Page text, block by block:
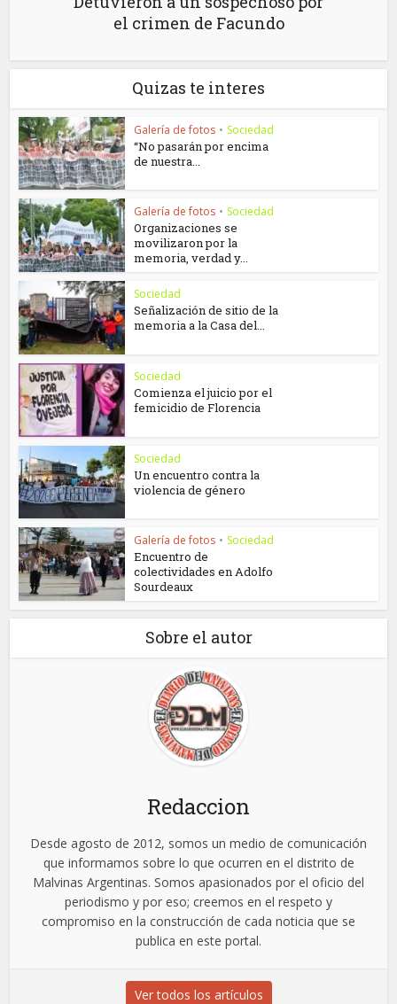
el crimen de Facundo
Quizas te interes
Galería de fotos • Sociedad
“No pasarán por encima
de nuestra...
Galería de fotos • Sociedad
Organizaciones se
movilizaron por la
memoria, verdad y...
Sociedad
Señalización de sitio de la
memoria a la Casa del...
Sociedad
Comienza el juicio por el
femicidio de Florencia
Sociedad
Un encuentro contra la
violencia de género
Galería de fotos • Sociedad
Encuentro de
colectividades en Adolfo
Sourdeaux
Sobre el autor
Redaccion
Desde agosto de 2012, somos un medio de comunicación
que informamos sobre lo que ocurren en el distrito de
Malvinas Argentinas. Somos apasionados por el oficio del
periodismo y por eso; creemos en el respeto y
compromiso en la construcción de cada noticia que se
publica en este portal.
Ver todos los artículos